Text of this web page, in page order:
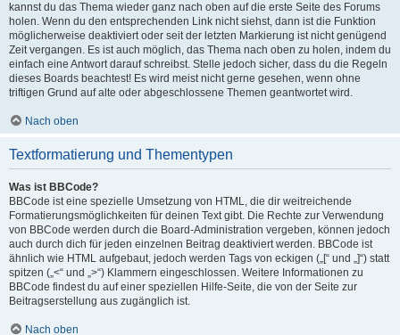
kannst du das Thema wieder ganz nach oben auf die erste Seite des Forums
holen. Wenn du den entsprechenden Link nicht siehst, dann ist die Funktion
möglicherweise deaktiviert oder seit der letzten Markierung ist nicht genügend
Zeit vergangen. Es ist auch möglich, das Thema nach oben zu holen, indem du
einfach eine Antwort darauf schreibst. Stelle jedoch sicher, dass du die Regeln
dieses Boards beachtest! Es wird meist nicht gerne gesehen, wenn ohne
triftigen Grund auf alte oder abgeschlossene Themen geantwortet wird.
Nach oben
Textformatierung und Thementypen
Was ist BBCode?
BBCode ist eine spezielle Umsetzung von HTML, die dir weitreichende
Formatierungsmöglichkeiten für deinen Text gibt. Die Rechte zur Verwendung
von BBCode werden durch die Board-Administration vergeben, können jedoch
auch durch dich für jeden einzelnen Beitrag deaktiviert werden. BBCode ist
ähnlich wie HTML aufgebaut, jedoch werden Tags von eckigen („[“ und „]“) statt
spitzen („<“ und „>“) Klammern eingeschlossen. Weitere Informationen zu
BBCode findest du auf einer speziellen Hilfe-Seite, die von der Seite zur
Beitragserstellung aus zugänglich ist.
Nach oben